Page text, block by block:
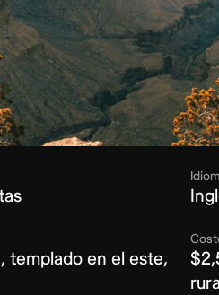
templado en el este,